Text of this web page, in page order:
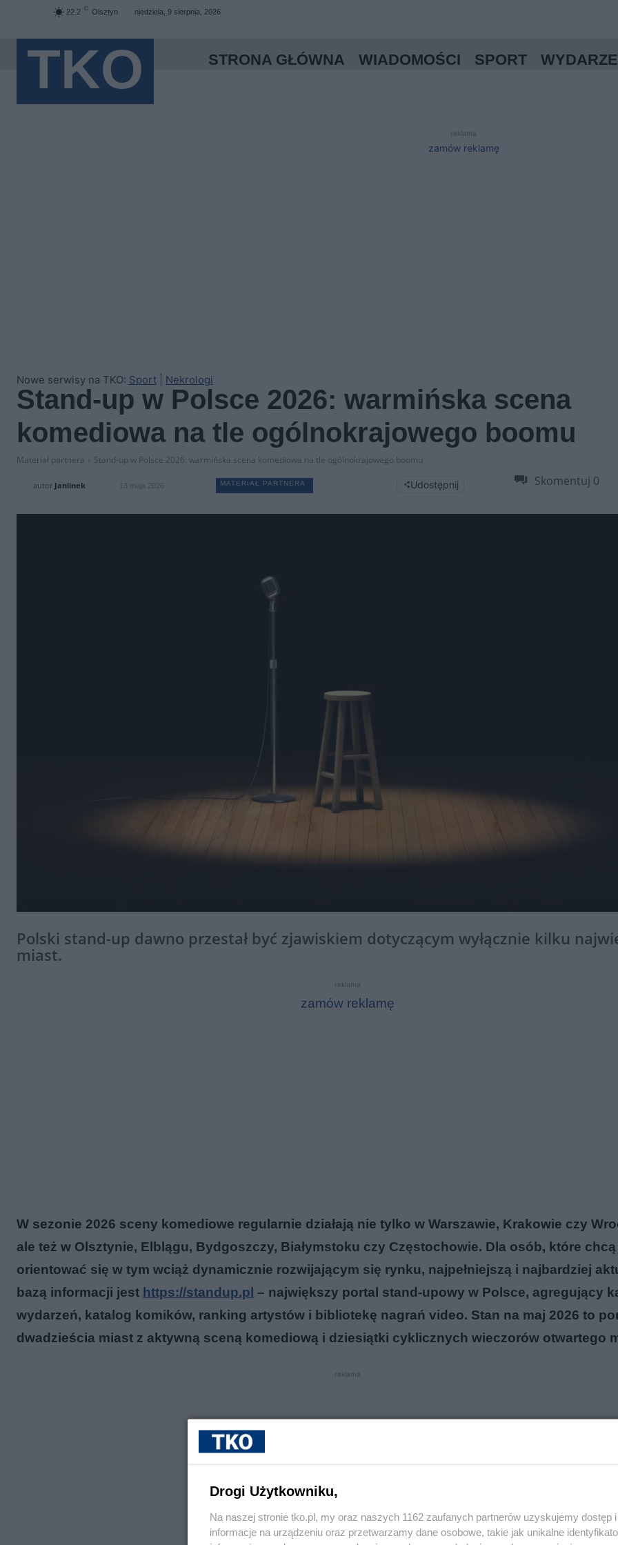
22.2 C Olsztyn niedziela, 9 sierpnia, 2026
TKO STRONA GŁÓWNA WIADOMOŚCI SPORT
reklama
zamów reklamę
Nowe serwisy na TKO: Sport Nekrologi
Stand-up w Polsce 2026: warmińska scena
komediowa na tle ogólnokrajowego boomu
Materiał partnera Stand-up w Polsce 2026: warmińska scena komediowa na tle ogólnokrajowego boomu
autor Janlinek 13 maja 2026 MATERIAŁ PARTNERA Udostępnij Skomentuj 0
Polski stand-up dawno przestał być zjawiskiem dotyczącym wyłącznie kilku
miast.
reklama
zamów reklamę
W sezonie 2026 sceny komediowe regularnie działają nie tylko w Warszawie, Krakowie czy
ale też w Olsztynie, Elblągu, Bydgoszczy, Białymstoku czy Częstochowie. Dla osób, które chcą
orientować się w tym wciąż dynamicznie rozwijającym się rynku, najpełniejszą i najbardziej
bazą informacji jest https://standup.pl – największy portal stand-upowy w Polsce, agregujący
wydarzeń, katalog komików, ranking artystów i bibliotekę nagrań video. Stan na maj 2026 to
dwadzieścia miast z aktywną sceną komediową i dziesiątki cyklicznych wieczorów otwartego
reklama
Drogi Użytkowniku,
Na naszej stronie tko.pl, my oraz naszych 1162 zaufanych partnerów uzyskujemy dostęp
informacje na urządzeniu oraz przetwarzamy dane osobowe, takie jak unikalne